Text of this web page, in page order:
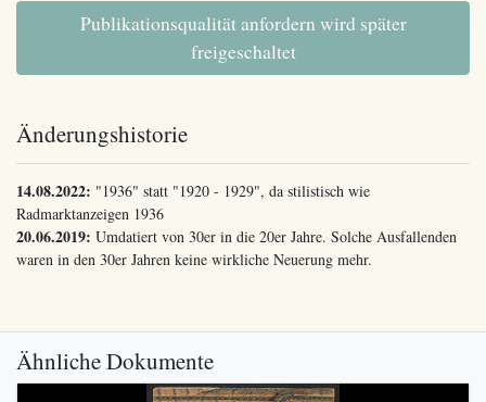
Publikationsqualität anfordern wird später
freigeschaltet
Änderungshistorie
14.08.2022: "1936" statt "1920 - 1929", da stilistisch wie
Radmarktanzeigen 1936
20.06.2019: Umdatiert von 30er in die 20er Jahre. Solche Ausfallenden
waren in den 30er Jahren keine wirkliche Neuerung mehr.
Ähnliche Dokumente